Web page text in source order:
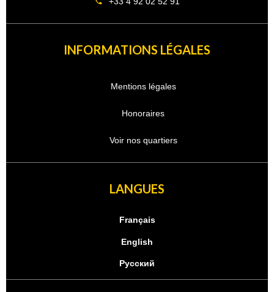
INFORMATIONS LÉGALES
Mentions légales
Honoraires
Voir nos quartiers
LANGUES
Français
English
Русский